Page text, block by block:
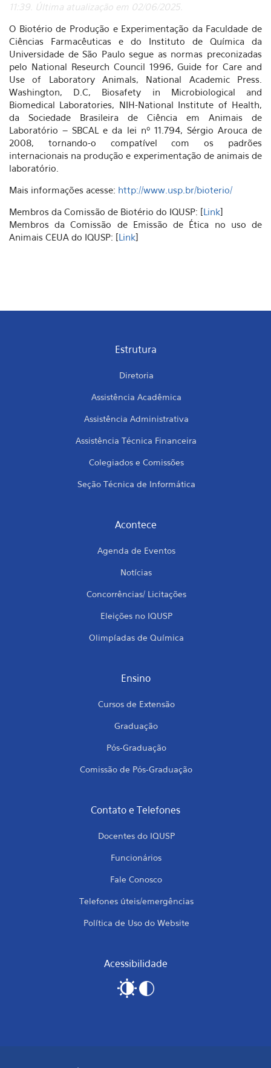
11:39. Última atualização em 02/06/2025.
O Biotério de Produção e Experimentação da Faculdade de
Ciências Farmacêuticas e do Instituto de Química da
Universidade de São Paulo segue as normas preconizadas
pelo National Reseurch Council 1996, Guide for Care and
Use of Laboratory Animals, National Academic Press.
Washington, D.C, Biosafety in Microbiological and
Biomedical Laboratories, NIH-National Institute of Health,
da Sociedade Brasileira de Ciência em Animais de
Laboratório – SBCAL e da lei nº 11.794, Sérgio Arouca de
2008, tornando-o compatível com os padrões
internacionais na produção e experimentação de animais de
laboratório.
Mais informações acesse: http://www.usp.br/bioterio/
Membros da Comissão de Biotério do IQUSP: [Link]
Membros da Comissão de Emissão de Ética no uso de
Animais CEUA do IQUSP: [Link]
Estrutura
Diretoria
Assistência Acadêmica
Assistência Administrativa
Assistência Técnica Financeira
Colegiados e Comissões
Seção Técnica de Informática
Acontece
Agenda de Eventos
Notícias
Concorrências/ Licitações
Eleições no IQUSP
Olimpíadas de Química
Ensino
Cursos de Extensão
Graduação
Pós-Graduação
Comissão de Pós-Graduação
Contato e Telefones
Docentes do IQUSP
Funcionários
Fale Conosco
Telefones úteis/emergências
Política de Uso do Website
Acessibilidade